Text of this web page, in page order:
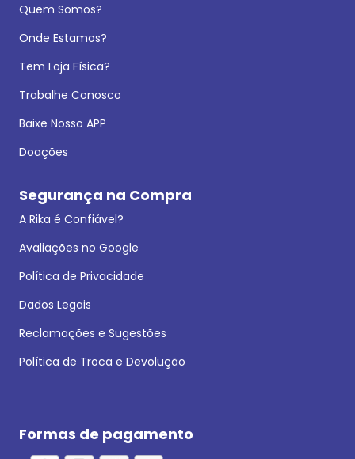
Quem Somos?
Onde Estamos?
Tem Loja Física?
Trabalhe Conosco
Baixe Nosso APP
Doações
Segurança na Compra
A Rika é Confiável?
Avaliações no Google
Política de Privacidade
Dados Legais
Reclamações e Sugestões
Política de Troca e Devolução
Formas de pagamento